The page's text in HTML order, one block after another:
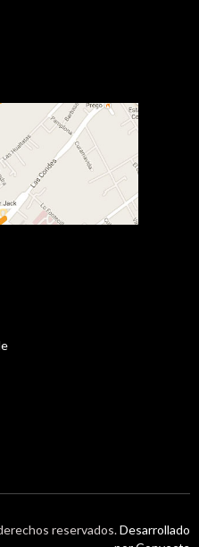
reservados.Desarrollado